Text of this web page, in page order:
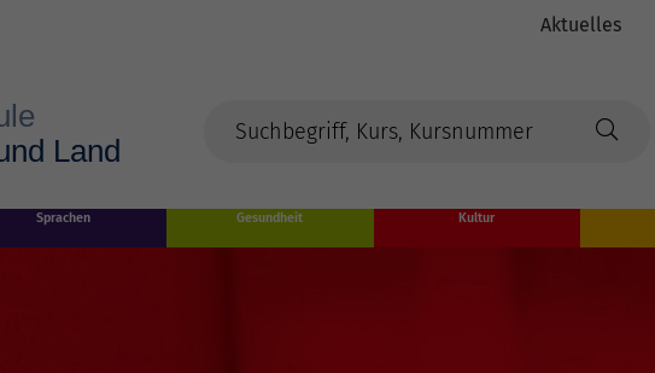
Aktuelles
Sprachen Gesundheit Kultur